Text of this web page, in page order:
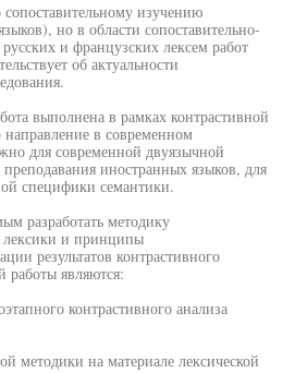
изучению
но в области сопоставительно-
и французских лексем работ
об актуальности
выполнена в рамках контрастивной
в современном
для современной двуязычной
иностранных языков, для
специфики семантики.
разработать методику
лексики и принципы
результатов контрастивного
работы являются:
контрастивного анализа
методики на материале лексической